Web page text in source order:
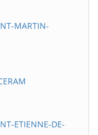
MARTIN-
ETIENNE-DE-